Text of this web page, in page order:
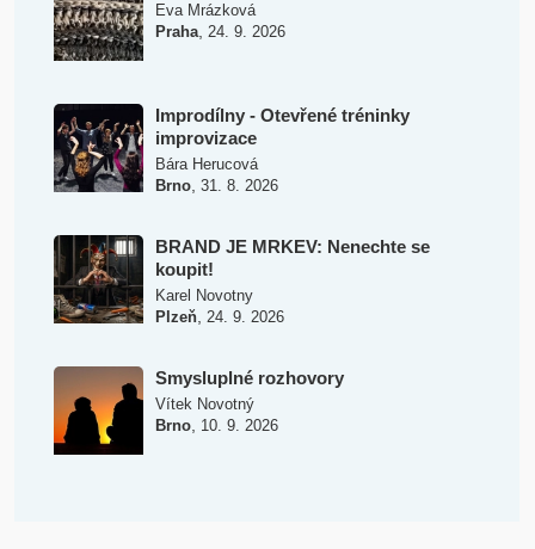
Eva Mrázková
Praha, 24. 9. 2026
Improdílny - Otevřené tréninky
improvizace
Bára Herucová
Brno, 31. 8. 2026
BRAND JE MRKEV: Nenechte se
koupit!
Karel Novotny
Plzeň, 24. 9. 2026
Smysluplné rozhovory
Vítek Novotný
Brno, 10. 9. 2026